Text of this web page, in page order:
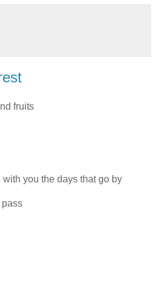
fruits
you the days that go by